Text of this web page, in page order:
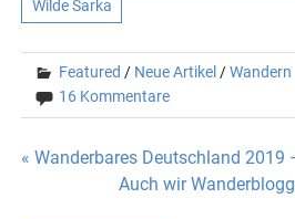
Wilde Sarka
Featured / Neue Artikel /Wandern
16 Kommentare
Beitragsnavigation
« Wanderbares Deutschland 2019
Auch wir